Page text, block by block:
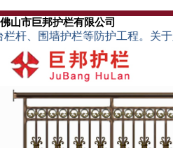
佛山市巨邦护栏有限公司
围墙护栏等防护工程。关于